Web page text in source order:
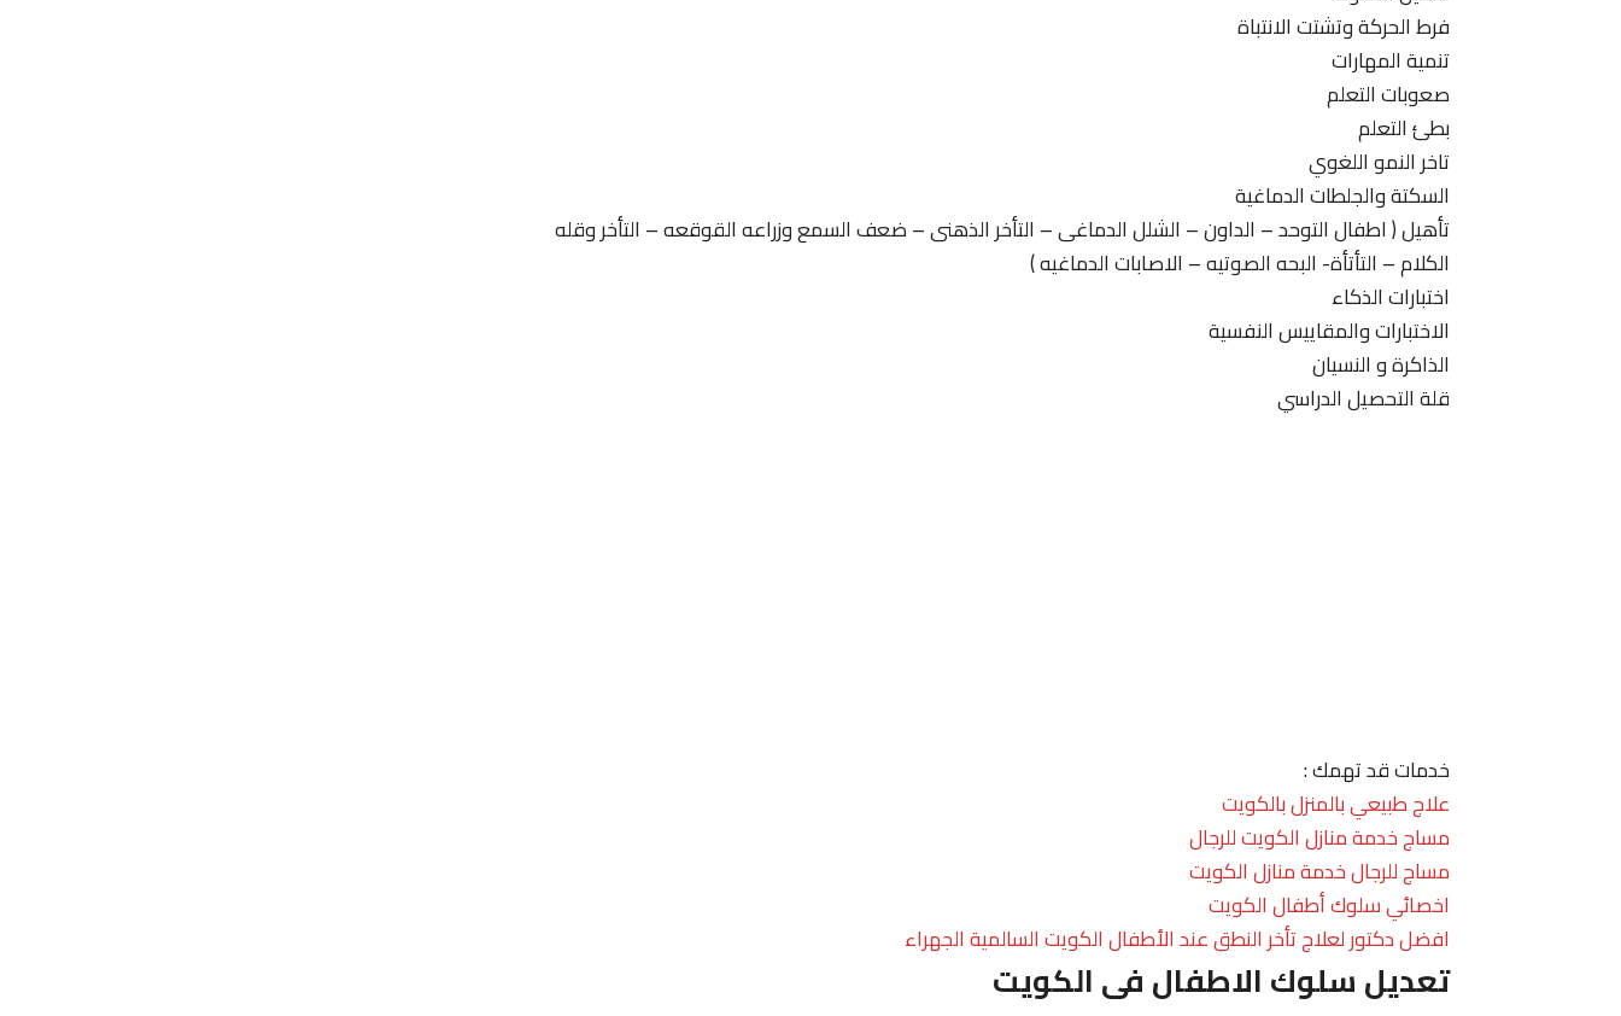
فرط الحركة وتشتت الانتباة
تنمية المهارات
صعوبات التعلم
بطئ التعلم
تاخر النمو اللغوي
السكتة والجلطات الدماغية
تأهيل ( اطفال التوحد – الداون – الشلل الدماغى – التأخر الذهنى – ضعف السمع وزراعه القوقعه – التأخر وقله
الكلام – التأتأة- البحه الصوتيه – الاصابات الدماغيه )
اختبارات الذكاء
الاختبارات والمقاييس النفسية
الذاكرة و النسيان
قلة التحصيل الدراسي
خدمات قد تهمك :
علاج طبيعي بالمنزل بالكويت
مساج خدمة منازل الكويت للرجال
مساج للرجال خدمة منازل الكويت
اخصائي سلوك أطفال الكويت
افضل دكتور لعلاج تأخر النطق عند الأطفال الكويت السالمية الجهراء
تعديل سلوك الاطفال فى الكويت